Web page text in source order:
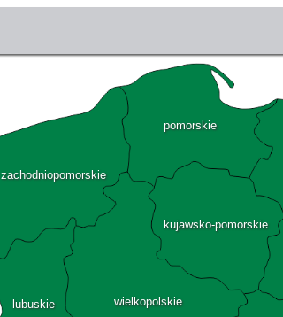
zachodniopomorskie
pomorskie
lubuskie wielkopolskie
kujawsko-pomorskie